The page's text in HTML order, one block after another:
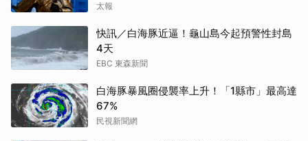
太報
快訊／白海豚近逼！龜山島今起預警性封島
4天
EBC 東森新聞
白海豚暴風圈侵襲率上升！「1縣市」最高達
67%
民視新聞網